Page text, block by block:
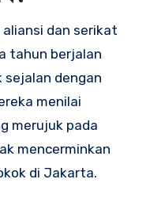
dan serikat
tahun berjalan
sejalan dengan
menilai
merujuk pada
mencerminkan
di Jakarta.